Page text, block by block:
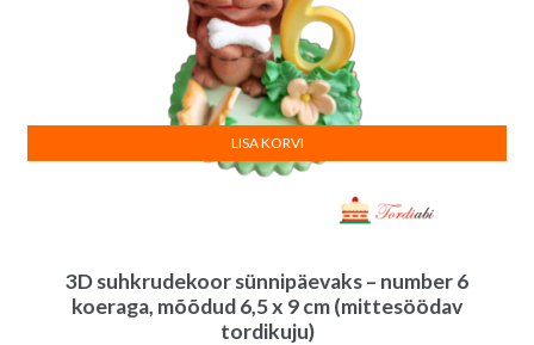
3D suhkrudekoor sünnipäevaks – number 6
koeraga, mõõdud 6,5 x 9 cm (mittesöödav
tordikuju)
LISA KORVI